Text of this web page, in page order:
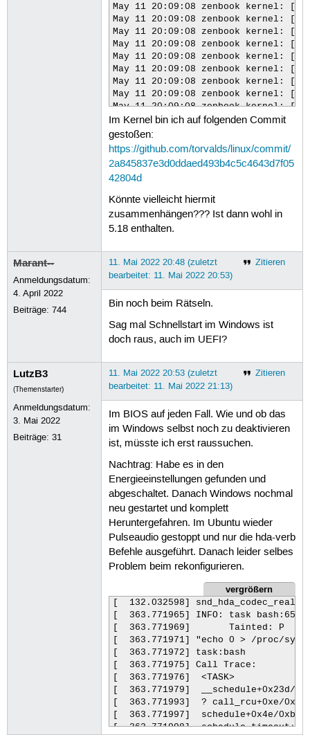
May 11 20:09:08 zenbook kernel: [
May 11 20:09:08 zenbook kernel:
May 11 20:09:08 zenbook kernel: [
May 11 20:09:08 zenbook kernel: [
May 11 20:09:08 zenbook kernel: [
May 11 20:09:08 zenbook kernel: [
May 11 20:09:08 zenbook kernel: [
May 11 20:09:08 zenbook kernel: [
May 11 20:09:08 zenbook kernel: [
May 11 20:09:08 zenbook kernel: [
May 11 20:09:08 zenbook kernel: [
May 11 20:09:08 zenbook kernel: [
May 11 20:09:08 zenbook kernel: [
May 11 20:09:08 zenbook kernel: [
May 11 20:09:08 zenbook kernel: [
May 11 20:09:08 zenbook kernel: [
May 11 20:09:08 zenbook kernel: [
May 11 20:09:08 zenbook kernel: [
May 11 20:09:08 zenbook kernel: [
May 11 20:09:08 zenbook kernel: [
May 11 20:09:08 zenbook kernel: [
May 11 20:09:08 zenbook kernel: [
May 11 20:09:08 zenbook kernel: [
May 11 20:09:08 zenbook kernel: [
May 11 20:09:08 zenbook kernel: [
May 11 20:09:08 zenbook kernel: [
May 11 20:09:08 zenbook kernel: [
May 11 20:09:08 zenbook kernel: [
May 11 20:09:08 zenbook kernel: [
May 11 20:09:08 zenbook kernel: [
May 11 20:09:08 zenbook kernel: [
May 11 20:09:08 zenbook kernel: [
May 11 20:09:08 zenbook kernel: [
May 11 20:09:08 zenbook kernel: [
May 11 20:09:08 zenbook kernel: [
May 11 20:09:08 zenbook kernel: [
May 11 20:09:08 zenbook kernel: [
May 11 20:09:08 zenbook kernel: [
May 11 20:09:08 zenbook kernel: [
May 11 20:09:08 zenbook kernel: [
May 11 20:09:08 zenbook kernel: [
Im Kernel bin ich auf folgenden Commit
gestoßen:
https://github.com/torvalds/linux/commit/
2a845837e3d0ddaed493b4c5c4643d7f05
42804d
Könnte vielleicht hiermit
zusammenhängen??? Ist dann wohl in
5.18 enthalten.
Marant--
Anmeldungsdatum:
4. April 2022
Beiträge:744
Zitieren
11. Mai 2022 20:48 (zuletzt
bearbeitet: 11. Mai 2022 20:53)
Bin noch beim Rätseln.
Sag mal Schnellstart im Windows ist
doch raus, auch im UEFI?
LutzB3
(Themenstarter)
Anmeldungsdatum:
3. Mai 2022
Beiträge:31
Zitieren
11. Mai 2022 20:53 (zuletzt
bearbeitet: 11. Mai 2022 21:13)
Im BIOS auf jeden Fall. Wie und ob das
im Windows selbst noch zu deaktivieren
ist, müsste ich erst raussuchen.
Nachtrag: Habe es in den
Energieeinstellungen gefunden und
abgeschaltet. Danach Windows nochmal
neu gestartet und komplett
Heruntergefahren. Im Ubuntu wieder
Pulseaudio gestoppt und nur die hda-verb
Befehle ausgeführt. Danach leider selbes
Problem beim rekonfigurieren.
vergrößern
[  132.032598]
[  363.771965] INFO: task
[  363.771969]       Tainted: P
[  363.771971] "echo 0 > /proc/sys/
[  363.771972] task:bash
[  363.771975] Call Trace:
[  363.771976]  <TASK>
[  363.771979]  __schedule+0x23d/
[  363.771993]  ? call_rcu+0xe/0x10
[  363.771997]  schedule+0x4e/0xb0
[  363.771998]